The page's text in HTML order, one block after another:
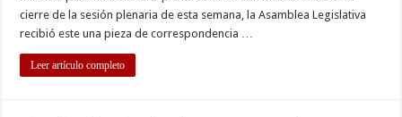
cierre de la sesión plenaria de esta semana, la Asamblea Legislativa
recibió este una pieza de correspondencia …
Leer artículo completo